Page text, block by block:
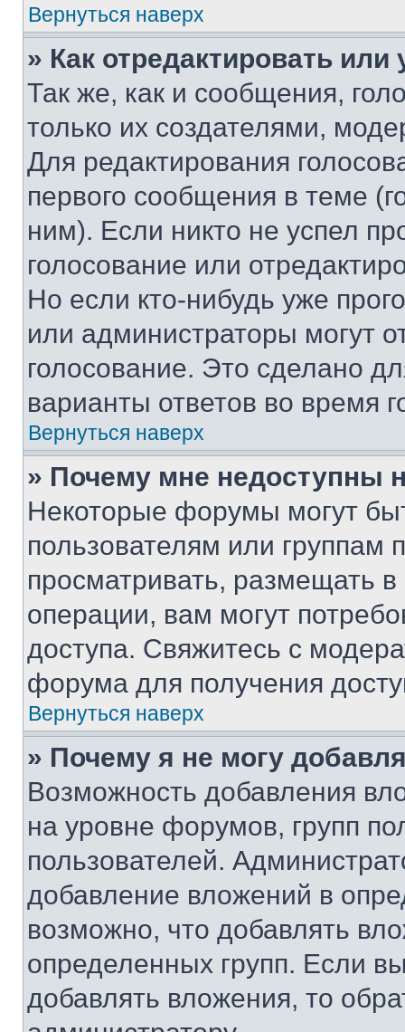
Вернуться наверх
» Как отредактировать
Так же, как и сообщения,
только их создателями,
Для редактирования
первого сообщения в теме
ним). Если никто не успел
голосование или
Но если кто-нибудь уже
или администраторы могут
голосование. Это сделано
варианты ответов во время
Вернуться наверх
» Почему мне недоступны
Некоторые форумы могут
пользователям или группам
просматривать, размещать
операции, вам могут
доступа. Свяжитесь с
форума для получения
Вернуться наверх
» Почему я не могу
Возможность добавления
на уровне форумов, групп
пользователей.
добавление вложений в
возможно, что добавлять
определенных групп. Если
добавлять вложения, то